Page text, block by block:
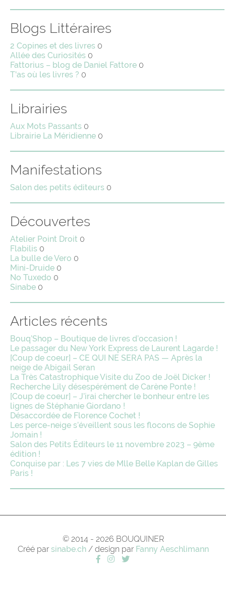
Blogs Littéraires
2 Copines et des livres 0
Allée des Curiosités 0
Fattorius – blog de Daniel Fattore 0
T'as où les livres ? 0
Librairies
Aux Mots Passants 0
Librairie La Méridienne 0
Manifestations
Salon des petits éditeurs 0
Découvertes
Atelier Point Droit 0
Flabilis 0
La bulle de Vero 0
Mini-Druide 0
No Tuxedo 0
Sinabe 0
Articles récents
Bouq’Shop – Boutique de livres d’occasion !
Le passager du New York Express de Laurent Lagarde !
[Coup de coeur] – CE QUI NE SERA PAS — Après la
neige de Abigail Seran
La Très Catastrophique Visite du Zoo de Joël Dicker !
Recherche Lily désespérément de Carène Ponte !
[Coup de coeur] – J’irai chercher le bonheur entre les
lignes de Stéphanie Giordano !
Désaccordée de Florence Cochet !
Les perce-neige s’éveillent sous les flocons de Sophie
Jomain !
Salon des Petits Éditeurs le 11 novembre 2023 – 9ème
édition !
Conquise par : Les 7 vies de Mlle Belle Kaplan de Gilles
Paris !
© 2014 - 2026 BOUQUINER
Créé parsinabe.ch/ design par Fanny Aeschlimann